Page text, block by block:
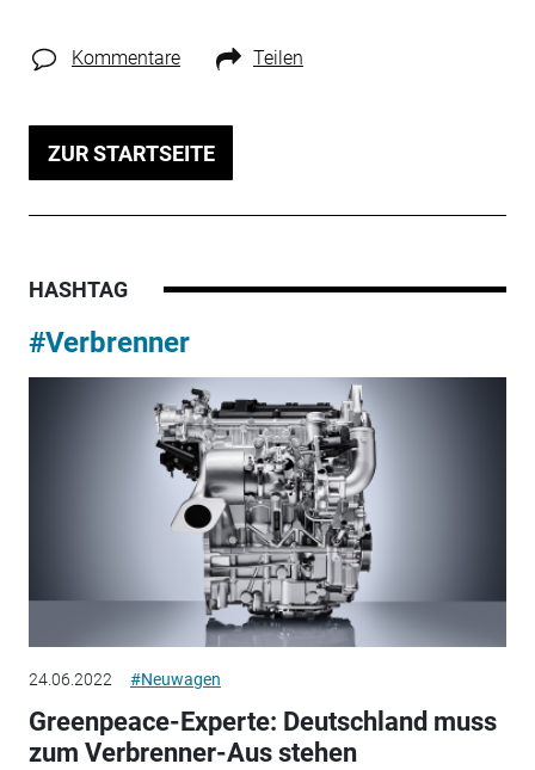
Kommentare Teilen
ZUR STARTSEITE
HASHTAG
#Verbrenner
24.06.2022 #Neuwagen
Greenpeace-Experte: Deutschland muss
zum Verbrenner-Aus stehen